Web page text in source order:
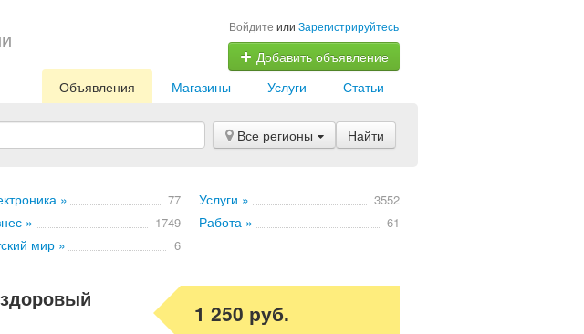
Войдите или Зарегистрируйтесь
Добавить объявление
Статьи
Услуги
Магазины
Объявления
Все регионы Найти
» 77 Услуги » 3552
» 1749 Работа » 61
мир » 6
1 250 руб.